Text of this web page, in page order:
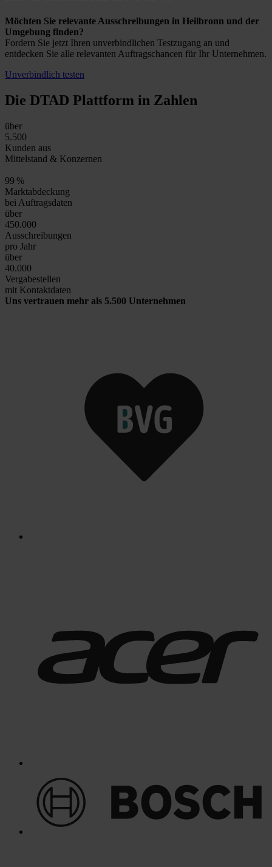
Möchten Sie relevante Ausschreibungen in Heilbronn und der
Umgebung finden?
Fordern Sie jetzt Ihren unverbindlichen Testzugang an und
entdecken Sie alle relevanten Auftragschancen für Ihr Unternehmen.
Unverbindlich testen
Die DTAD Plattform in Zahlen
über
5.500
Kunden aus
Mittelstand & Konzernen
99 %
Marktabdeckung
bei Auftragsdaten
über
450.000
Ausschreibungen
pro Jahr
über
40.000
Vergabestellen
mit Kontaktdaten
Uns vertrauen mehr als 5.500 Unternehmen